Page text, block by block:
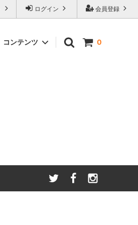
会員登録
ログイン
0
コンテンツ